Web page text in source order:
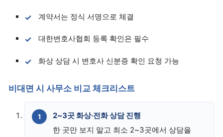
계약서는 정식 서명으로 체결
대한변호사협회 등록 확인은 필수
화상 상담 시 변호사 신분증 확인 요청 가능
비대면 시 사무소 비교 체크리스트
2~3곳 화상·전화 상담 진행
한 곳만 보지 말고 최소 2~3곳에서 상담을